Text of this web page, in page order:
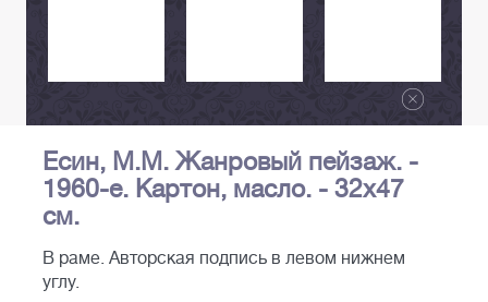
Есин, М.М. Жанровый пейзаж. -
1960-е. Картон, масло. - 32х47
см.
В раме. Авторская подпись в левом нижнем
углу.